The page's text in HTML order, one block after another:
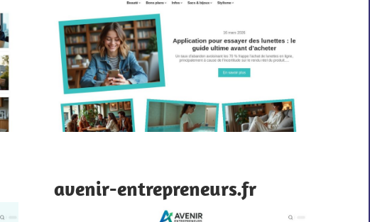
avenir-entrepreneurs.fr